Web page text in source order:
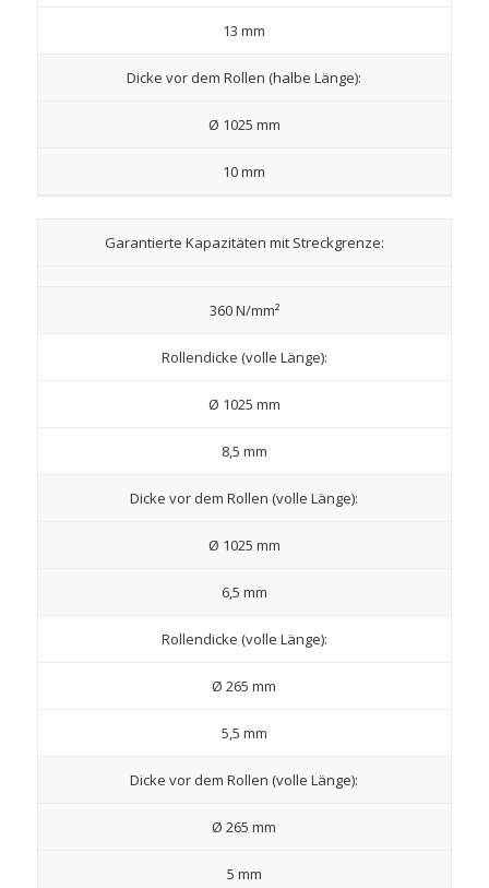
13 mm
Dicke vor dem Rollen (halbe Länge):
Ø 1025 mm
10 mm
Garantierte Kapazitäten mit Streckgrenze:
360 N/mm²
Rollendicke (volle Länge):
Ø 1025 mm
8,5 mm
Dicke vor dem Rollen (volle Länge):
Ø 1025 mm
6,5 mm
Rollendicke (volle Länge):
Ø 265 mm
5,5 mm
Dicke vor dem Rollen (volle Länge):
Ø 265 mm
5 mm